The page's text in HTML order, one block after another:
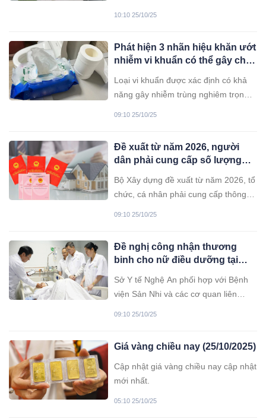
10:10 25/10/25
Phát hiện 3 nhãn hiệu khăn ướt
nhiễm vi khuẩn có thể gây chết
Loại vi khuẩn được xác định có khả
năng gây nhiễm trùng nghiêm trọng
09:10 25/10/25
Đề xuất từ năm 2026, người
dân phải cung cấp số lượng
Bộ Xây dựng đề xuất từ năm 2026, tổ
chức, cá nhân phải cung cấp thông
09:10 25/10/25
Đề nghị công nhận thương
binh cho nữ điều dưỡng tại
Sở Y tế Nghệ An phối hợp với Bệnh
viện Sản Nhi và các cơ quan liên
trong vụ tấn công ngày 23/10.
09:10 25/10/25
Giá vàng chiều nay (25/10/2025)
Cập nhật giá vàng chiều nay cập nhật
mới nhất.
05:10 25/10/25